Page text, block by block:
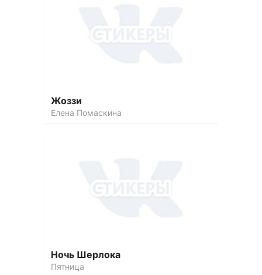
Жоззи
Елена Помаскина
Ночь Шерлока
Пятница